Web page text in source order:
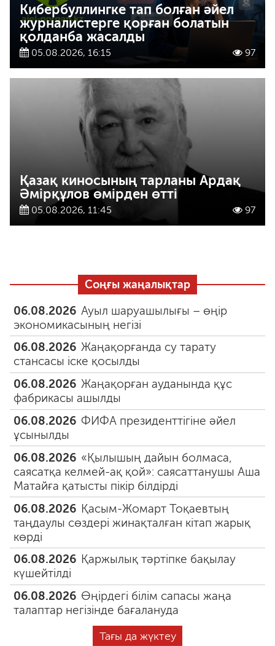
Кибербуллингке тап болған әйел
журналистерге қорған болатын
қолданба жасалды
05.08.2026, 16:15 97
Қазақ киносының тарланы Ардақ
Әмірқұлов өмірден өтті
05.08.2026, 11:45 97
Соңғы жаңалықтар
06.08.2026 Ауыл шаруашылығы – өңір
экономикасының негізі
06.08.2026 Жаңақорғанда су тарату
стансасы іске қосылды
06.08.2026 Жаңақорған ауданында құс
фабрикасы ашылды
06.08.2026 ФИФА президенттігіне әйел
ұсынылды
06.08.2026 «Қылышың дайын болмаса,
саясатқа келмей-ақ қой»: саясаттанушы Аша
Матайға қатысты пікір білдірді
06.08.2026 Қасым-Жомарт Тоқаевтың
таңдаулы сөздері жинақталған кітап жарық
көрді
06.08.2026 Қаржылық тәртіпке бақылау
күшейтілді
06.08.2026 Өңірдегі білім сапасы жаңа
талаптар негізінде бағалануда
Тағы да жүктеу